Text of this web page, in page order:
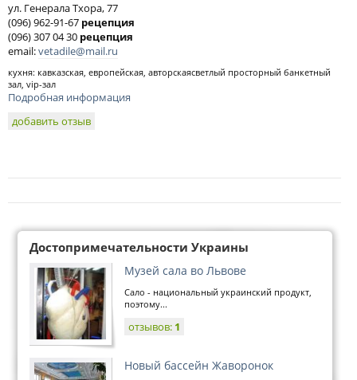
ул. Генерала Тхора, 77
(096) 962-91-67 рецепция
(096) 307 04 30 рецепция
email:vetadile@mail.ru
кухня: кавказская, европейская, авторскаясветлый просторный банкетный
зал, vip-зал
Подробная информация
добавить отзыв
Достопримечательности Украины
Музей сала во Львове
Сало - национальный украинский продукт,
поэтому...
отзывов: 1
Новый бассейн Жаворонок